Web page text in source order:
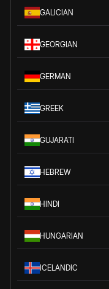
GALICIAN
GEORGIAN
GERMAN
GREEK
GUJARATI
HEBREW
HINDI
HUNGARIAN
ICELANDIC